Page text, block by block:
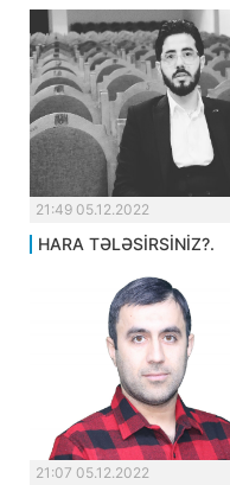
21:49 05.12.2022
HARA TƏLƏSİRSİNİZ?.
21:07 05.12.2022